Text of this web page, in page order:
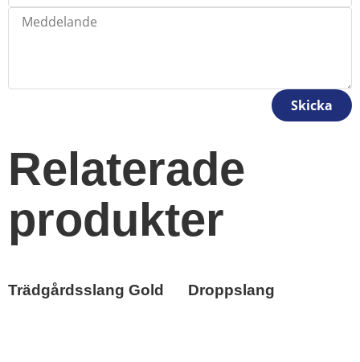
Skicka
Relaterade
produkter
Trädgårdsslang Gold Droppslang